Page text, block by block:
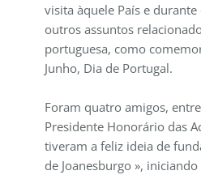
visita àquele País e
outros assuntos
portuguesa, como
Junho, Dia de Portugal.
Foram quatro amigos,
Presidente Honorário das
tiveram a feliz ideia de
de Joanesburgo »,